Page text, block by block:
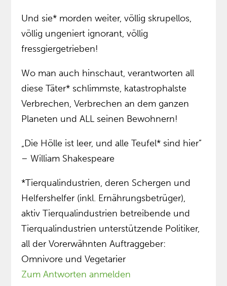
Und sie* morden weiter, völlig skrupellos,
völlig ungeniert ignorant, völlig
fressgiergetrieben!
Wo man auch hinschaut, verantworten all
diese Täter* schlimmste, katastrophalste
Verbrechen, Verbrechen an dem ganzen
Planeten und ALL seinen Bewohnern!
„Die Hölle ist leer, und alle Teufel* sind hier”
– William Shakespeare
*Tierqualindustrien, deren Schergen und
Helfershelfer (inkl. Ernährungsbetrüger),
aktiv Tierqualindustrien betreibende und
Tierqualindustrien unterstützende Politiker,
all der Vorerwähnten Auftraggeber:
Omnivore und Vegetarier
Zum Antworten anmelden